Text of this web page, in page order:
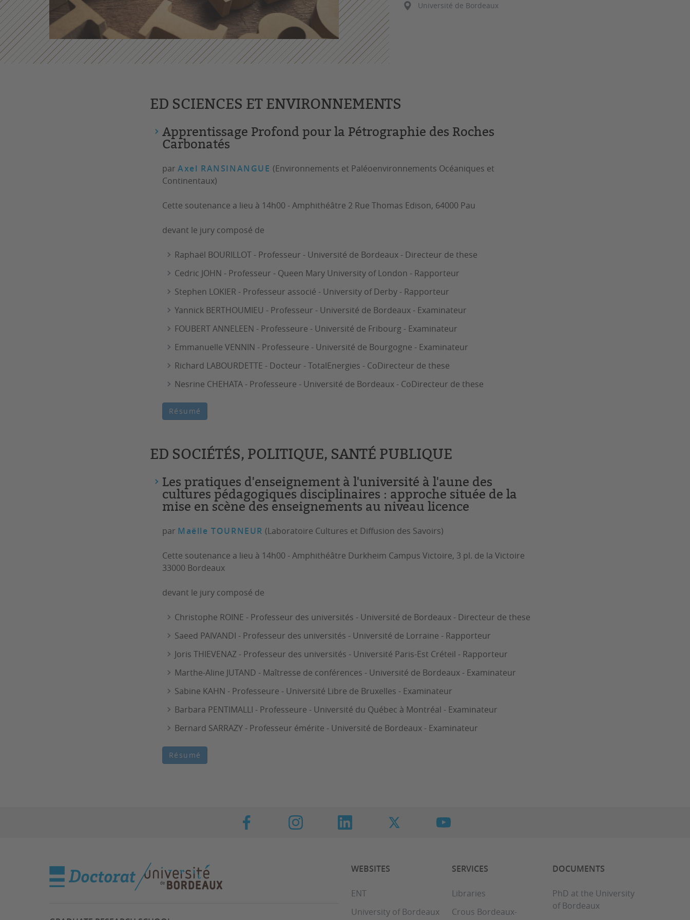
Université de Bordeaux
ED SCIENCES ET ENVIRONNEMENTS
Apprentissage Profond pour la Pétrographie des Roches
Carbonatés
par Axel RANSINANGUE (Environnements et Paléoenvironnements Océaniques et
Continentaux)
Cette soutenance a lieu à 14h00 - Amphithéâtre 2 Rue Thomas Edison, 64000 Pau
devant le jury composé de
Raphaël BOURILLOT - Professeur - Université de Bordeaux - Directeur de these
Cedric JOHN - Professeur - Queen Mary University of London - Rapporteur
Stephen LOKIER - Professeur associé - University of Derby - Rapporteur
Yannick BERTHOUMIEU - Professeur - Université de Bordeaux - Examinateur
FOUBERT ANNELEEN - Professeure - Université de Fribourg - Examinateur
Emmanuelle VENNIN - Professeure - Université de Bourgogne - Examinateur
Richard LABOURDETTE - Docteur - TotalEnergies - CoDirecteur de these
Nesrine CHEHATA - Professeure - Université de Bordeaux - CoDirecteur de these
Résumé
ED SOCIÉTÉS, POLITIQUE, SANTÉ PUBLIQUE
Les pratiques d'enseignement à l'université à l'aune des
cultures pédagogiques disciplinaires : approche située de la
mise en scène des enseignements au niveau licence
par Maëlle TOURNEUR (Laboratoire Cultures et Diffusion des Savoirs)
Cette soutenance a lieu à 14h00 - Amphithéâtre Durkheim Campus Victoire, 3 pl. de la Victoire
33000 Bordeaux
devant le jury composé de
Christophe ROINE - Professeur des universités - Université de Bordeaux - Directeur de these
Saeed PAIVANDI - Professeur des universités - Université de Lorraine - Rapporteur
Joris THIEVENAZ - Professeur des universités - Université Paris-Est Créteil - Rapporteur
Marthe-Aline JUTAND - Maîtresse de conférences - Université de Bordeaux - Examinateur
Sabine KAHN - Professeure - Université Libre de Bruxelles - Examinateur
Barbara PENTIMALLI - Professeure - Université du Québec à Montréal - Examinateur
Bernard SARRAZY - Professeur émérite - Université de Bordeaux - Examinateur
Résumé
WEBSITES
ENT
University of Bordeaux
SERVICES
Libraries
Crous Bordeaux-
DOCUMENTS
PhD at the University
of Bordeaux